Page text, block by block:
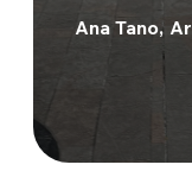
Ana Tano,